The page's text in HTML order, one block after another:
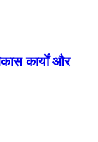
कार्यों और